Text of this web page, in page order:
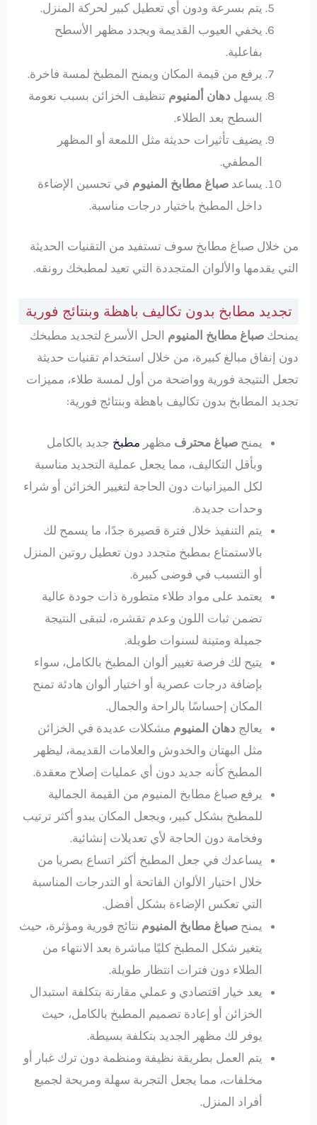
يتم بسرعة ودون أي تعطيل كبير لحركة المنزل.
يخفي العيوب القديمة ويجدد مظهر الأسطح
بفاعلية.
يرفع من قيمة المكان ويمنح المطبخ لمسة فاخرة.
يسهلدهان ألمنيوم تنظيف الخزائن بسبب نعومة
السطح بعد الطلاء.
يضيف تأثيرات حديثة مثل اللمعة أو المظهر
المطفي.
يساعدصباغ مطابخ المنيوم في تحسين الإضاءة
داخل المطبخ باختيار درجات مناسبة.
من خلال صباغ مطابخ سوف تستفيد من التقنيات الحديثة
التي يقدمها والألوان المتجددة التي تعيد لمطبخك رونقه.
تجديد مطابخ بدون تكاليف باهظة وبنتائج فورية
يمنحكصباغ مطابخ المنيوم الحل الأسرع لتجديد مطبخك
دون إنفاق مبالغ كبيرة، من خلال استخدام تقنيات حديثة
تجعل النتيجة فورية وواضحة من أول لمسة طلاء، مميزات
تجديد المطابخ بدون تكاليف باهظة وبنتائج فورية:
يمنحصباغ محترف مظهر مطبخ جديد بالكامل
وبأقل التكاليف، مما يجعل عملية التجديد مناسبة
لكل الميزانيات دون الحاجة لتغيير الخزائن أو شراء
وحدات جديدة.
يتم التنفيذ خلال فترة قصيرة جدًا، ما يسمح لك
بالاستمتاع بمطبخ متجدد دون تعطيل روتين المنزل
أو التسبب في فوضى كبيرة.
يعتمد على مواد طلاء متطورة ذات جودة عالية
تضمن ثبات اللون وعدم تقشره، لتبقى النتيجة
جميلة ومتينة لسنوات طويلة.
يتيح لك فرصة تغيير ألوان المطبخ بالكامل، سواء
بإضافة درجات عصرية أو اختيار ألوان هادئة تمنح
المكان إحساسًا بالراحة والجمال.
يعالجدهان المنيوم مشكلات عديدة في الخزائن
مثل البهتان والخدوش والعلامات القديمة، ليظهر
المطبخ كأنه جديد دون أي عمليات إصلاح معقدة.
يرفع صباغ مطابخ المنيوم من القيمة الجمالية
للمطبخ بشكل كبير، ويجعل المكان يبدو أكثر ترتيب
وفخامة دون الحاجة لأي تعديلات إنشائية.
يساعدك في جعل المطبخ أكثر اتساع بصريا من
خلال اختيار الألوان الفاتحة أو التدرجات المناسبة
التي تعكس الإضاءة بشكل أفضل.
يمنحصباغ مطابخ المنيوم نتائج فورية ومؤثرة، حيث
يتغير شكل المطبخ كليًا مباشرة بعد الانتهاء من
الطلاء دون فترات انتظار طويلة.
يعد خيار اقتصادي و عملي مقارنة بتكلفة استبدال
الخزائن أو إعادة تصميم المطبخ بالكامل، حيث
يوفر لك مظهر الجديد بتكلفة بسيطة.
يتم العمل بطريقة نظيفة ومنظمة دون ترك غبار أو
مخلفات، مما يجعل التجربة سهلة ومريحة لجميع
أفراد المنزل.